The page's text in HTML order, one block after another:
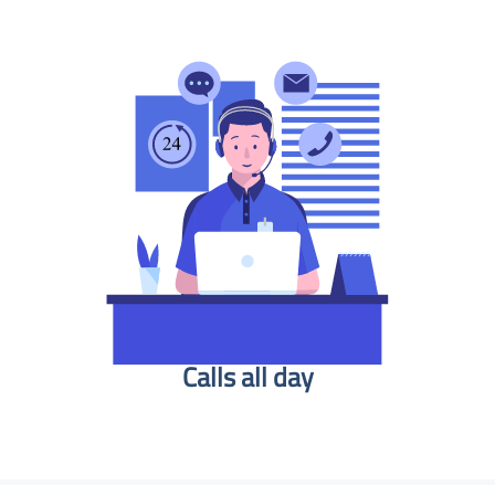
Calls all day